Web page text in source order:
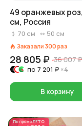
49 оранжевых
см, Россия
70 см 50 см
Заказали 300раз
28 805 ₽ 36 007 ₽
по 7 201 ₽ ×4
В корзину
По промоЛЕТО